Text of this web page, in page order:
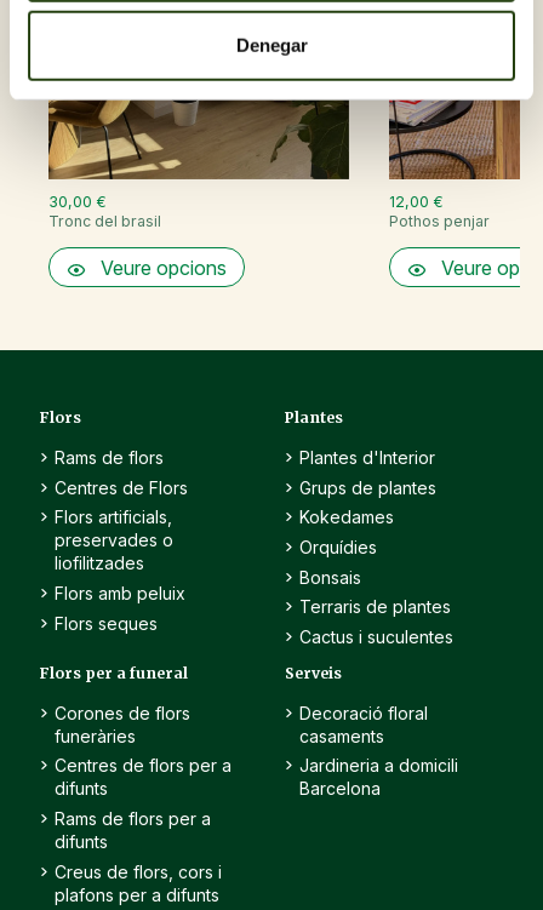
Denegar
30,00 €
Tronc del brasil
Veure opcions
12,00 €
Pothos penjar
Veure
Flors
Rams de flors
Centres de Flors
Flors artificials,
preservades o
liofilitzades
Flors amb peluix
Flors seques
Plantes
Plantes d'Interior
Grups de plantes
Kokedames
Orquídies
Bonsais
Terraris de plantes
Cactus i suculentes
Flors per a funeral
Corones de flors
funeràries
Centres de flors per a
difunts
Rams de flors per a
difunts
Creus de flors, cors i
plafons per a difunts
Serveis
Decoració floral
casaments
Jardineria a domicili
Barcelona